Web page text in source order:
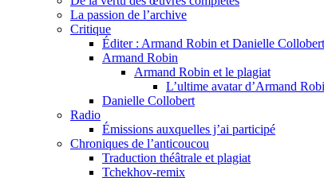
La passion de l’archive
Critique
Éditer : Armand Robin et Danielle Collobert
Armand Robin
Armand Robin et le plagiat
L’ultime avatar d’Armand
Danielle Collobert
Radio
Émissions auxquelles j’ai participé
Chroniques de l’anticoucou
Traduction théâtrale et plagiat
Tchekhov-remix